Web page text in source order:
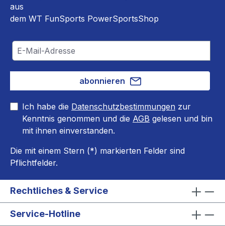
aus
dem WT FunSports PowerSportsShop
abonnieren
Ich habe die Datenschutzbestimmungen zur
Kenntnis genommen und die AGB gelesen und bin
mit ihnen einverstanden.
Die mit einem Stern (*) markierten Felder sind
Pflichtfelder.
Rechtliches & Service
Service-Hotline